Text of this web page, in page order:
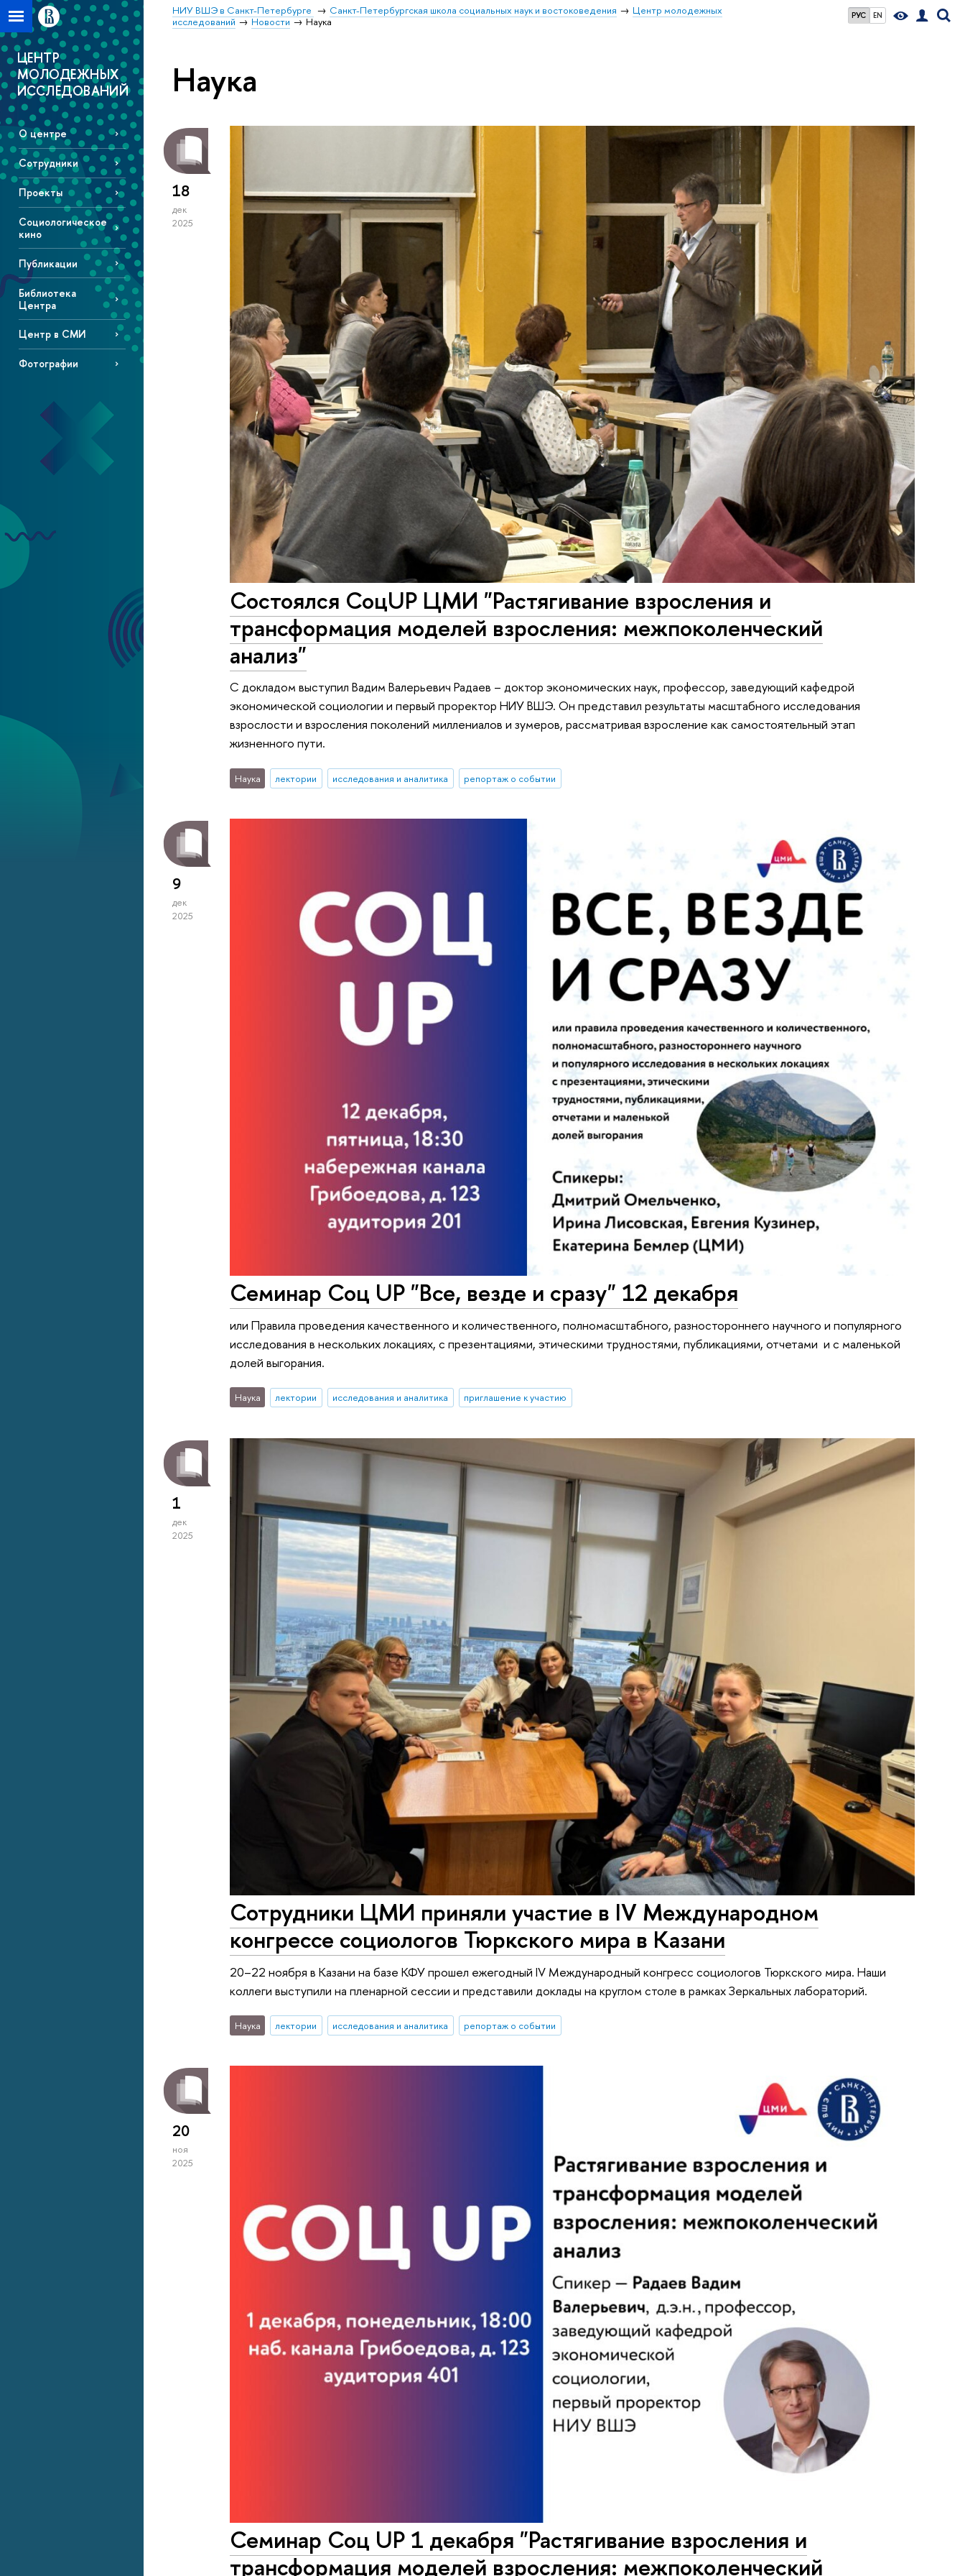
РУС EN
НИУ ВШЭ в Санкт-Петербурге Санкт-Петербургская школа социальных наук и востоковедения
Центр молодежных
исследований
Новости Наука
ЦЕНТР
МОЛОДЕЖНЫХ
ИССЛЕДОВАНИЙ
О центре
Сотрудники
Проекты
Социологическое
кино
Публикации
Библиотека
Центра
Центр в СМИ
Фотографии
Наука
18
дек
2025
Состоялся СоцUP ЦМИ "Растягивание взросления и
трансформация моделей взросления: межпоколенческий
анализ"
С докладом выступил Вадим Валерьевич Радаев – доктор экономических наук, профессор, заведующий кафедрой
экономической социологии и первый проректор НИУ ВШЭ. Он представил результаты масштабного исследования
взрослости и взросления поколений миллениалов и зумеров, рассматривая взросление как самостоятельный этап
жизненного пути.
Наука лектории исследования и аналитика репортаж о событии
9
дек
2025
Семинар Соц UP "Все, везде и сразу" 12 декабря
или Правила проведения качественного и количественного, полномасштабного, разностороннего научного и популярного
исследования в нескольких локациях, с презентациями, этическими трудностями, публикациями, отчетами и с маленькой
долей выгорания.
Наука лектории исследования и аналитика приглашение к участию
1
дек
2025
Сотрудники ЦМИ приняли участие в IV Международном
конгрессе социологов Тюркского мира в Казани
20–22 ноября в Казани на базе КФУ прошел ежегодный IV Международный конгресс социологов Тюркского мира. Наши
коллеги выступили на пленарной сессии и представили доклады на круглом столе в рамках Зеркальных лабораторий.
Наука лектории исследования и аналитика репортаж о событии
20
ноя
2025
Семинар Соц UP 1 декабря "Растягивание взросления и
трансформация моделей взросления: межпоколенческий